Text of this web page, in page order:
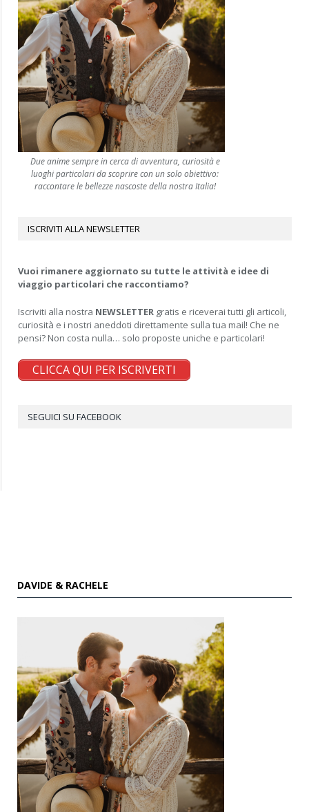
Due anime sempre in cerca di avventura, curiosità e
luoghi particolari da scoprire con un solo obiettivo:
raccontare le bellezze nascoste della nostra Italia!
ISCRIVITI ALLA NEWSLETTER
Vuoi rimanere aggiornato su tutte le attività e idee di
viaggio particolari che raccontiamo?
Iscriviti alla nostra NEWSLETTER gratis e riceverai tutti gli articoli,
curiosità e i nostri aneddoti direttamente sulla tua mail! Che ne
pensi? Non costa nulla… solo proposte uniche e particolari!
CLICCA QUI PER ISCRIVERTI
SEGUICI SU FACEBOOK
DAVIDE & RACHELE